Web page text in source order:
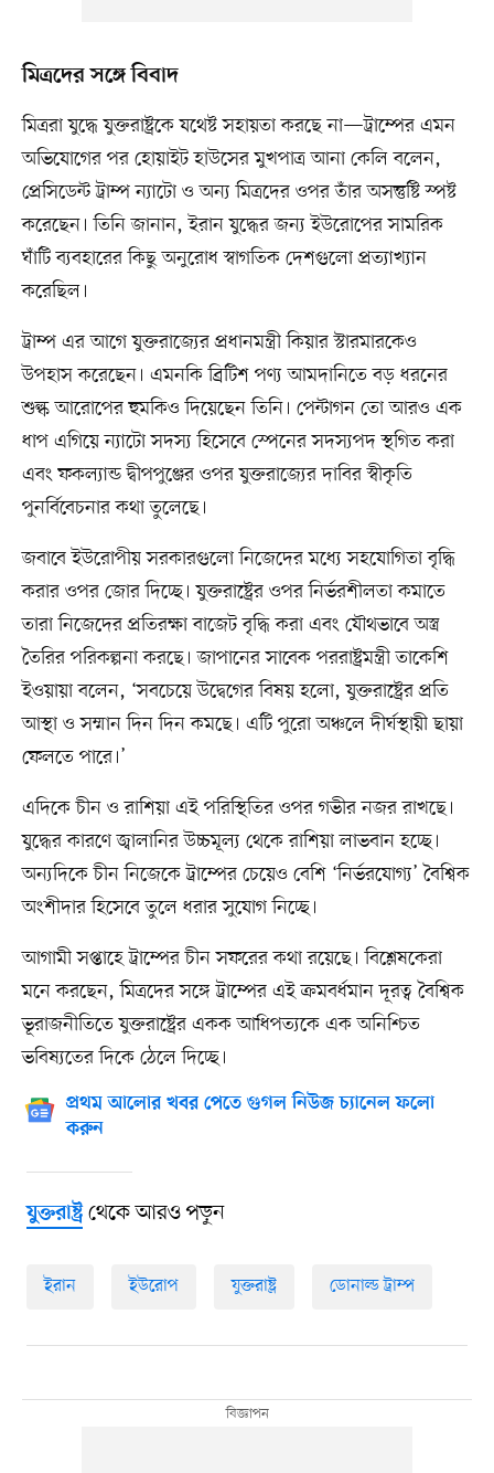
মিত্রদের সঙ্গে বিবাদ
মিত্ররা যুদ্ধে যুক্তরাষ্ট্রকে যথেষ্ট সহায়তা করছে না—ট্রাম্পের এমন
অভিযোগের পর হোয়াইট হাউসের মুখপাত্র আনা কেলি বলেন,
প্রেসিডেন্ট ট্রাম্প ন্যাটো ও অন্য মিত্রদের ওপর তাঁর অসন্তুষ্টি স্পষ্ট
করেছেন। তিনি জানান, ইরান যুদ্ধের জন্য ইউরোপের সামরিক
ঘাঁটি ব্যবহারের কিছু অনুরোধ স্বাগতিক দেশগুলো প্রত্যাখ্যান
করেছিল।
ট্রাম্প এর আগে যুক্তরাজ্যের প্রধানমন্ত্রী কিয়ার স্টারমারকেও
উপহাস করেছেন। এমনকি ব্রিটিশ পণ্য আমদানিতে বড় ধরনের
শুল্ক আরোপের হুমকিও দিয়েছেন তিনি। পেন্টাগন তো আরও এক
ধাপ এগিয়ে ন্যাটো সদস্য হিসেবে স্পেনের সদস্যপদ স্থগিত করা
এবং ফকল্যান্ড দ্বীপপুঞ্জের ওপর যুক্তরাজ্যের দাবির স্বীকৃতি
পুনর্বিবেচনার কথা তুলেছে।
জবাবে ইউরোপীয় সরকারগুলো নিজেদের মধ্যে সহযোগিতা বৃদ্ধি
করার ওপর জোর দিচ্ছে। যুক্তরাষ্ট্রের ওপর নির্ভরশীলতা কমাতে
তারা নিজেদের প্রতিরক্ষা বাজেট বৃদ্ধি করা এবং যৌথভাবে অস্ত্র
তৈরির পরিকল্পনা করছে। জাপানের সাবেক পররাষ্ট্রমন্ত্রী তাকেশি
ইওয়ায়া বলেন, ‘সবচেয়ে উদ্বেগের বিষয় হলো, যুক্তরাষ্ট্রের প্রতি
আস্থা ও সম্মান দিন দিন কমছে। এটি পুরো অঞ্চলে দীর্ঘস্থায়ী ছায়া
ফেলতে পারে।’
এদিকে চীন ও রাশিয়া এই পরিস্থিতির ওপর গভীর নজর রাখছে।
যুদ্ধের কারণে জ্বালানির উচ্চমূল্য থেকে রাশিয়া লাভবান হচ্ছে।
অন্যদিকে চীন নিজেকে ট্রাম্পের চেয়েও বেশি ‘নির্ভরযোগ্য’ বৈশ্বিক
অংশীদার হিসেবে তুলে ধরার সুযোগ নিচ্ছে।
আগামী সপ্তাহে ট্রাম্পের চীন সফরের কথা রয়েছে। বিশ্লেষকেরা
মনে করছেন, মিত্রদের সঙ্গে ট্রাম্পের এই ক্রমবর্ধমান দূরত্ব বৈশ্বিক
ভূরাজনীতিতে যুক্তরাষ্ট্রের একক আধিপত্যকে এক অনিশ্চিত
ভবিষ্যতের দিকে ঠেলে দিচ্ছে।
প্রথম আলোর খবর পেতে গুগল নিউজ চ্যানেল ফলো
করুন
যুক্তরাষ্ট্রথেকে আরও পড়ুন
ইরান ইউরোপ যুক্তরাষ্ট্র ডোনাল্ড ট্রাম্প